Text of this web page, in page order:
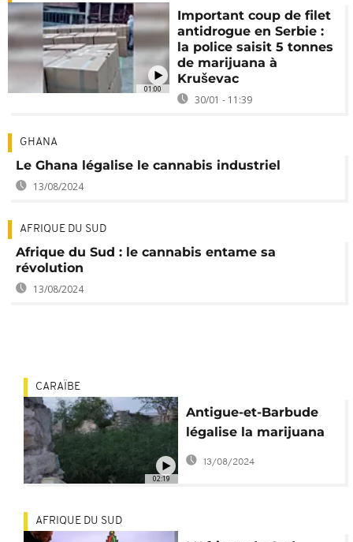
01:00
Important coup de filet
antidrogue en Serbie :
la police saisit 5 tonnes
de marijuana à
Kruševac
30/01 - 11:39
GHANA
Le Ghana légalise le cannabis industriel
13/08/2024
AFRIQUE DU SUD
Afrique du Sud : le cannabis entame sa
révolution
13/08/2024
02:19
CARAÏBE
Antigue-et-Barbude
légalise la marijuana
pour la communauté
rastafari
13/08/2024
AFRIQUE DU SUD